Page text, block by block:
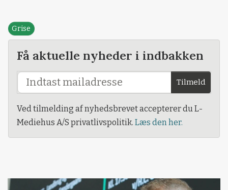
Grise
Få aktuelle nyheder i indbakken
Tilmeld
Ved tilmelding af nyhedsbrevet accepterer du L-
Mediehus A/S privatlivspolitik. Læs den her.